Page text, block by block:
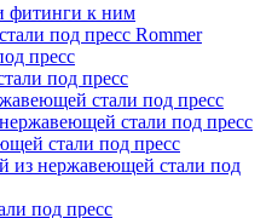
фитинги к ним
под пресс Rommer
пресс
под пресс
стали под пресс
стали под пресс
стали под пресс
из нержавеющей стали под
под пресс